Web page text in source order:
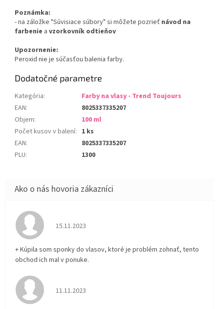
Poznámka:
- na záložke "Súvisiace súbory" si môžete pozrieť návod na
farbenie a vzorkovník odtieňov
Upozornenie:
Peroxid nie je súčasťou balenia farby.
Dodatočné parametre
Kategória:
Farby na vlasy - Trend Toujours
EAN:
8025337335207
Objem:
100 ml
Počet kusov v balení: 1 ks
EAN:
8025337335207
PLU: 1300
Hodnotenie obchodu je 5 z 5 hviezdičiek.
15.11.2023
+ Kúpila som sponky do vlasov, ktoré je problém zohnať, tento
obchod ich mal v ponuke.
Hodnotenie obchodu je 5 z 5 hviezdičiek.
11.11.2023